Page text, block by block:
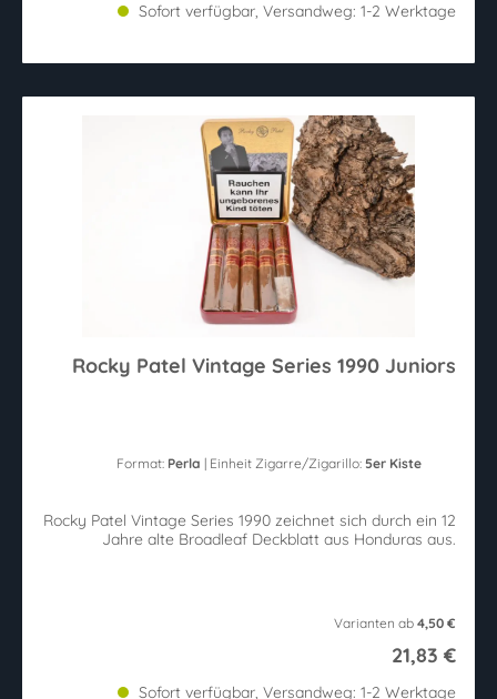
Sofort verfügbar, Versandweg: 1-2 Werktage
Rocky Patel Vintage Series 1990 Juniors
Format: Perla | Einheit Zigarre/Zigarillo:5er Kiste
Rocky Patel Vintage Series 1990 zeichnet sich durch ein 12
Jahre alte Broadleaf Deckblatt aus Honduras aus.
Varianten ab 4,50 €
21,83 €
Sofort verfügbar, Versandweg: 1-2 Werktage